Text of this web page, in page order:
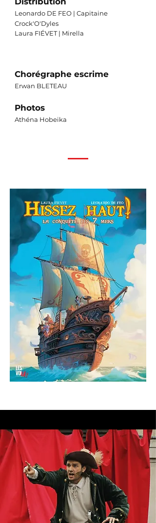
Leonardo DE FEO | Capitaine
Crock'O'Dyles
Laura FIÉVET | Mirella
Chorégraphe escrime
Erwan BLETEAU
Photos
Athéna Hobeika